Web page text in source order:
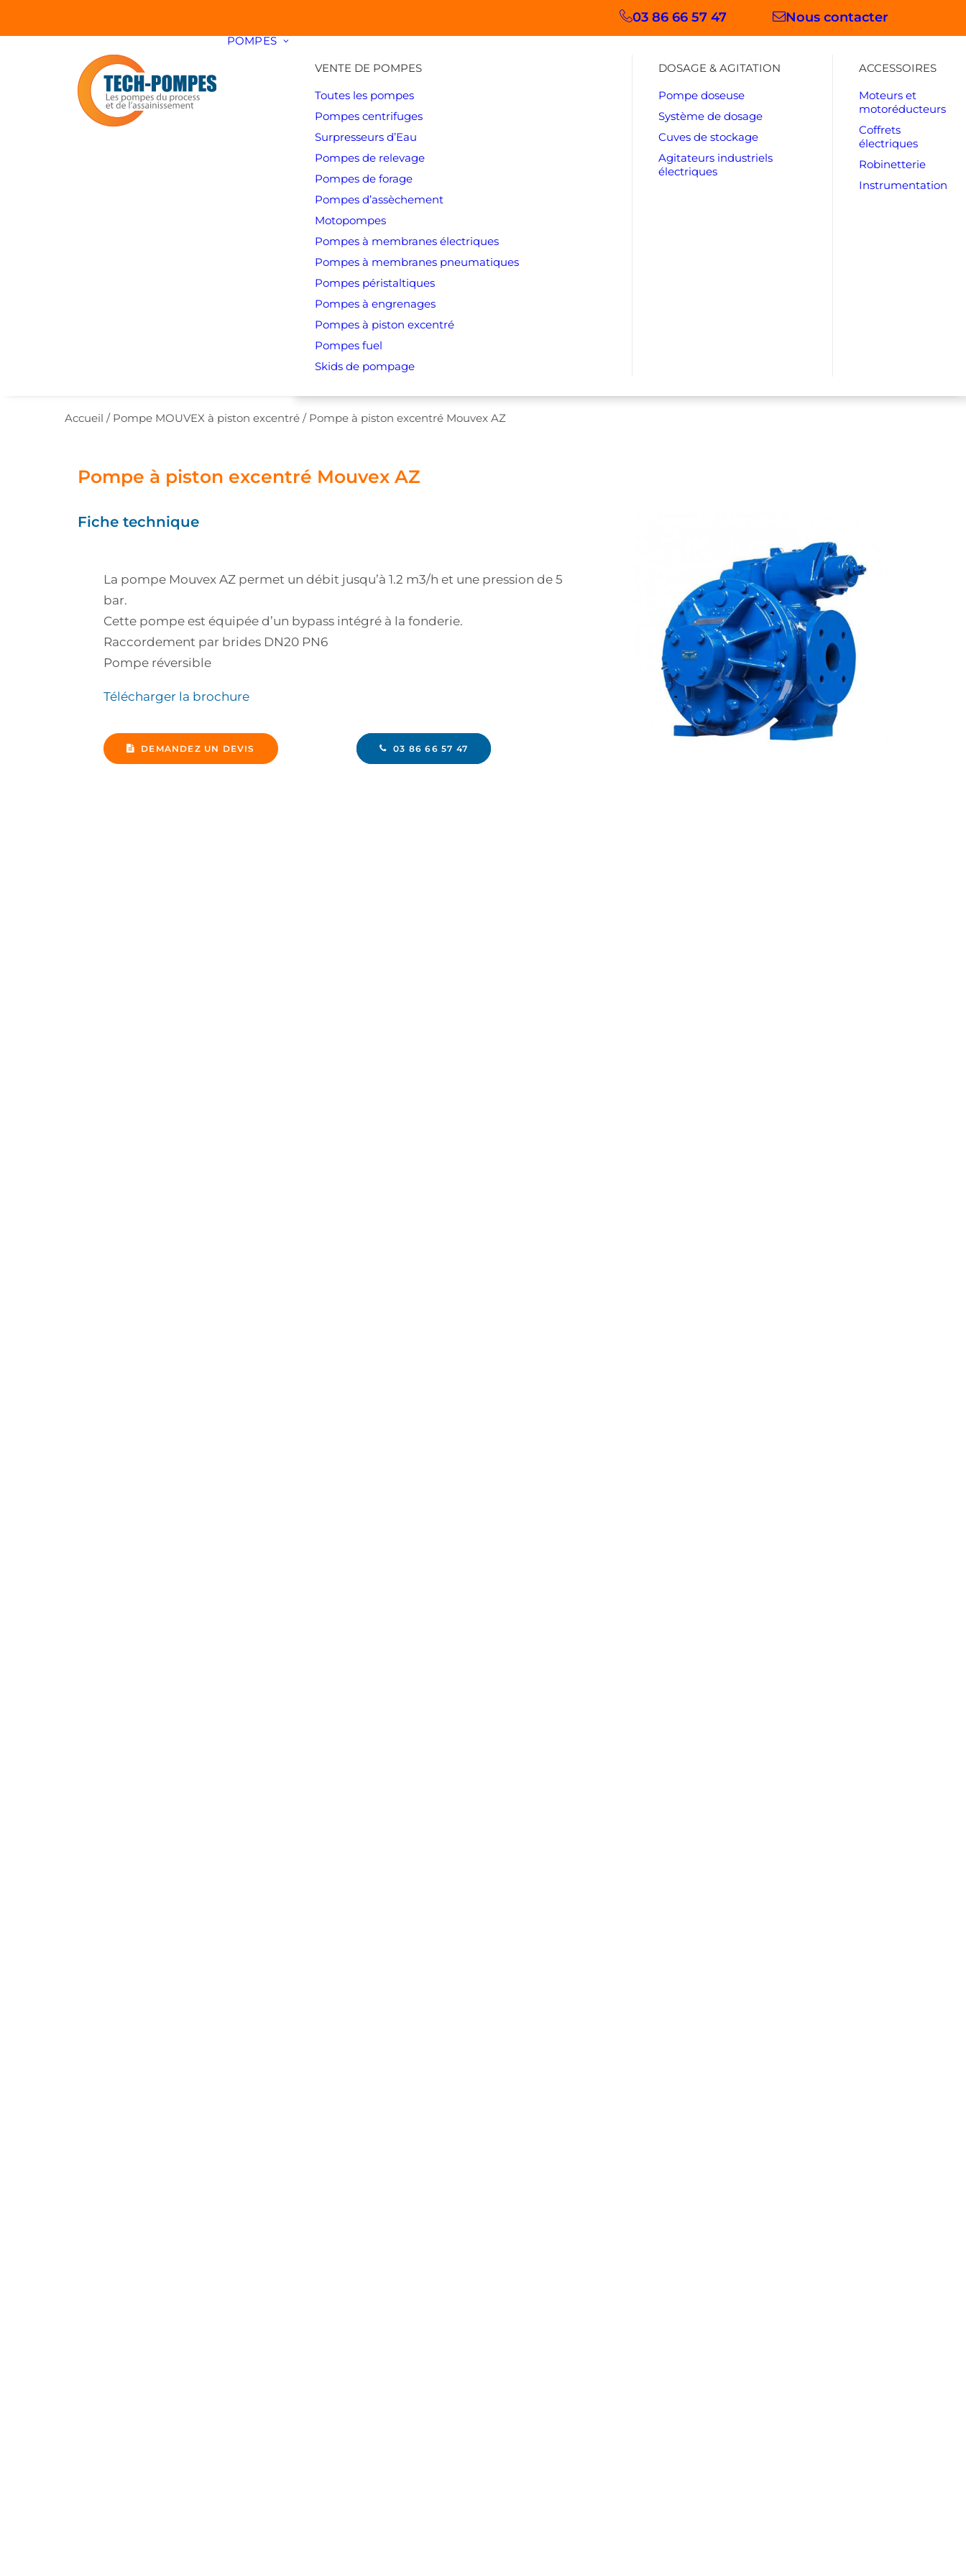
03 86 66 57 47 Nous contacter
POMPES
VENTE DE POMPES
Toutes les pompes
Pompes centrifuges
Surpresseurs d’Eau
Pompes de relevage
Pompes de forage
Pompes d’assèchement
Motopompes
Pompes à membranes électriques
Pompes à membranes pneumatiques
Pompes péristaltiques
Pompes à engrenages
Pompes à piston excentré
Pompes fuel
Skids de pompage
DOSAGE & AGITATION
Pompe doseuse
Système de dosage
Cuves de stockage
Agitateurs industriels
électriques
ACCESSOIRES
Moteurs et
motoréducteurs
Coffrets
électriques
Robinetterie
Instrumentation
Accueil / Pompe MOUVEX à piston excentré / Pompe à piston excentré Mouvex AZ
Pompe à piston excentré Mouvex AZ
Fiche technique
La pompe Mouvex AZ permet un débit jusqu’à 1.2 m3/h et une pression de 5
bar.
Cette pompe est équipée d’un bypass intégré à la fonderie.
Raccordement par brides DN20 PN6
Pompe réversible
Télécharger la brochure
DEMANDEZ UN DEVIS 03 86 66 57 47